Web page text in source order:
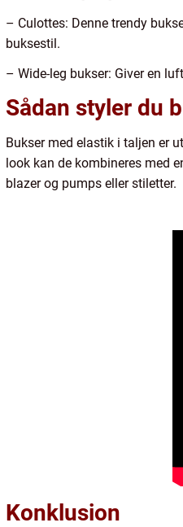
– Culottes: Denne trendy
buksestil.
– Wide-leg bukser: Giver en
Sådan styler du
Bukser med elastik i taljen er
look kan de kombineres med
blazer og pumps eller stiletter.
Konklusion